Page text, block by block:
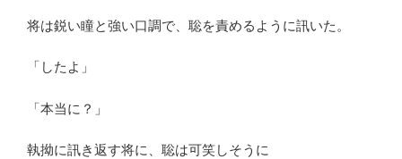
将は鋭い瞳と強い口調で、聡を責めるように訊いた。
「したよ」
「本当に？」
執拗に訊き返す将に、聡は可笑しそうに